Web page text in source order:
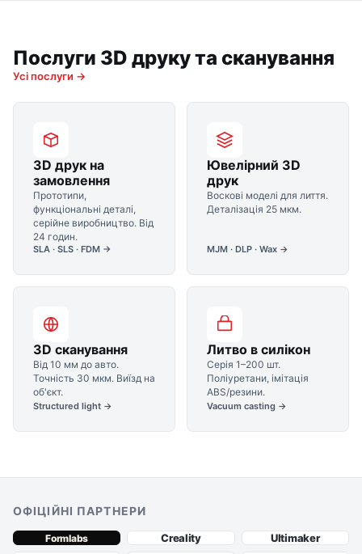
Послуги 3D друку та сканування
Усі послуги →
3D друк на
замовлення
Прототипи,
функціональні деталі,
серійне виробництво. Від
24 годин.
SLA · SLS · FDM →
Ювелірний 3D
друк
Воскові моделі для лиття.
Деталізація 25 мкм.
MJM · DLP · Wax →
3D сканування
Від 10 мм до авто.
Точність 30 мкм. Виїзд на
об'єкт.
Structured light →
Литво в силікон
Серія 1–200 шт.
Поліуретани, імітація
ABS/резини.
Vacuum casting →
ОФІЦІЙНІ ПАРТНЕРИ
Formlabs Creality
Ultimaker